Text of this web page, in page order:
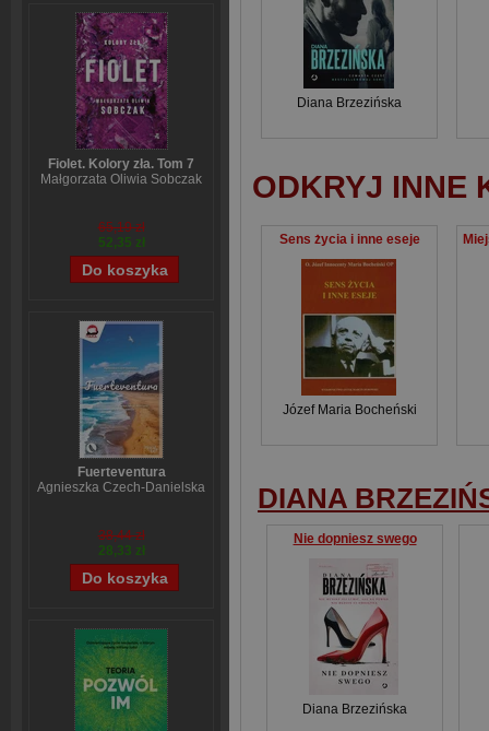
Fiolet. Kolory zła. Tom 7
Małgorzata Oliwia Sobczak
65,19 zł
52,35 zł
Fuerteventura
Agnieszka Czech-Danielska
38,44 zł
28,33 zł
Diana Brzezińska
ODKRYJ INNE
Sens życia i inne eseje
Józef Maria Bocheński
DIANA
Nie dopniesz swego
Diana Brzezińska